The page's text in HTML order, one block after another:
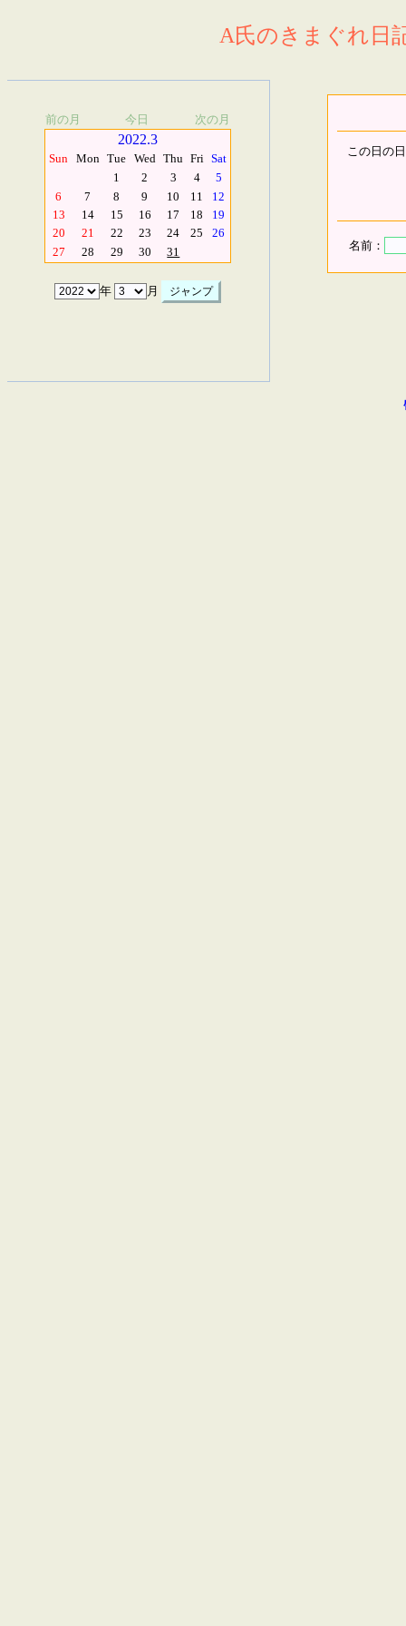
A氏のきまぐれ日
前の月 今日 次の月
2022.3
Sun Mon Tue Wed Thu Fri Sat
1
2 3 4
5
6
7 8 9 10 11
12
13
14 15 16 17 18
19
20
21 22 23 24 25
26
27
28 29 30 31
年 月
この日の
名前：